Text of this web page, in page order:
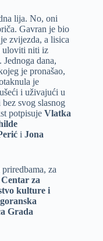
lija. No, oni
Gavran je bio
zvijezda, a lisica
uloviti niti iz
dana,
je pronašao,
je
i uživajući u
svog slasnog
potpisuje Vlatka
i Jona
za
Centar za
kulture i
Grada